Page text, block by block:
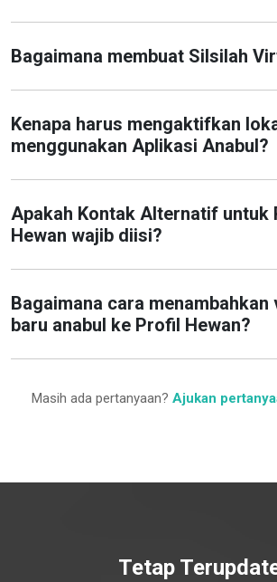
Bagaimana membuat Silsilah
Kenapa harus mengaktifkan
menggunakan Aplikasi Anabul?
Apakah Kontak Alternatif untuk
Hewan wajib diisi?
Bagaimana cara menambahkan
baru anabul ke Profil Hewan?
Masih ada pertanyaan? Ajukan
Tetap